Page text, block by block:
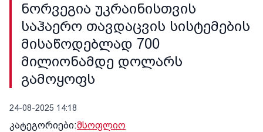
ნორვეგია უკრაინისთვის
საჰაერო თავდაცვის სისტემების
მისაწოდებლად 700
მილიონამდე დოლარს
გამოყოფს
24-08-2025 14:18
კატეგორიები:მსოფლიო